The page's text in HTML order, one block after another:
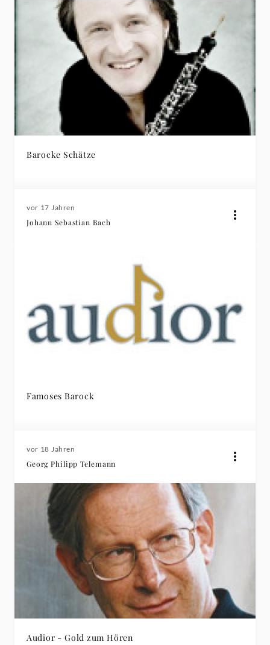
Barocke Schätze
vor 17 Jahren
Johann Sebastian Bach
Famoses Barock
vor 18 Jahren
Georg Philipp Telemann
Audior - Gold zum Hören